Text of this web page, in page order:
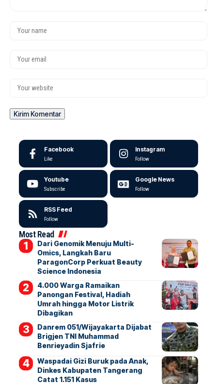
Facebook
Like
Instagram
Follow
Youtube
Subscribe
Google News
Follow
RSS Feed
Follow
Most Read
Dari Genomik Menuju Multi-
Omics, Langkah Baru
ParagonCorp Perkuat Beauty
Science Indonesia
4.000 Warga Ramaikan
Panongan Festival, Hadiah
Umrah hingga Motor Listrik
Dibagikan
Danrem 051/Wijayakarta Dijabat
Brigjen TNI Muhammad
Benrieyadin Sjafrie
Waspadai Gizi Buruk pada Anak,
Dinkes Kabupaten Tangerang
Catat 1.151 Kasus